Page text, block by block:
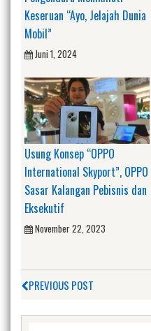
Keseruan “Ayo, Jelajah Dunia
Mobil”
Juni 1, 2024
Usung Konsep “OPPO
International Skyport”, OPPO
Sasar Kalangan Pebisnis dan
Eksekutif
November 22, 2023
PREVIOUS POST